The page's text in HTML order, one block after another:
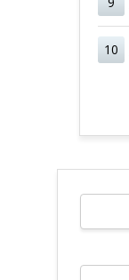
10